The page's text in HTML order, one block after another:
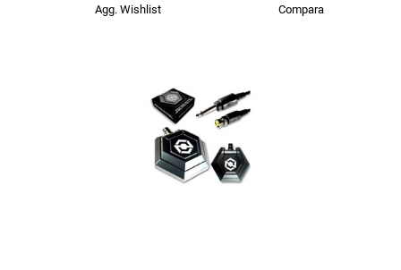
Agg. Wishlist Compara